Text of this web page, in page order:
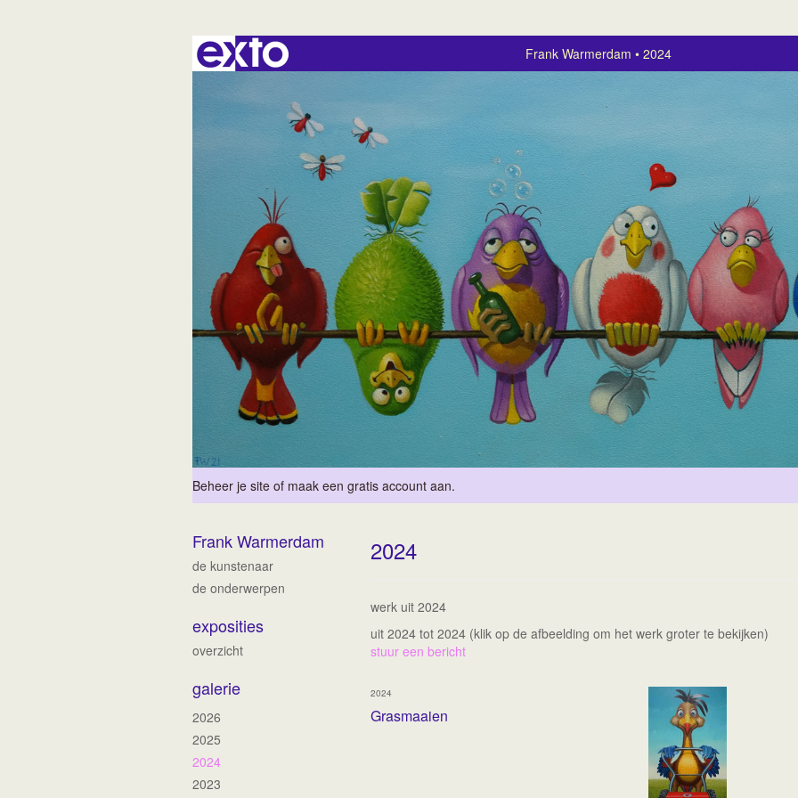
Frank Warmerdam 2024
Beheer je site of maak een gratis account aan.
2024
werk uit 2024
uit 2024 tot 2024 (klik op de afbeelding om het werk groter te bekijken)
stuur een bericht
Grasmaaien
2024
Frank Warmerdam
de kunstenaar
de onderwerpen
exposities
overzicht
galerie
2026
2025
2024
2023